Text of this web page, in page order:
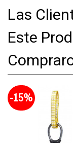
Las
Este
-15%